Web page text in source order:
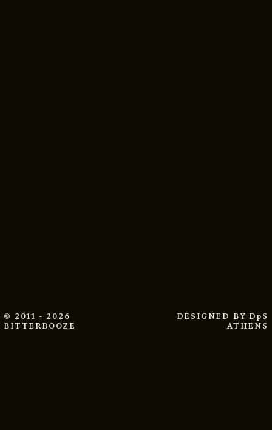
© 2011 - 2026
BITTERBOOZE
DESIGNED BY DpS
ATHENS